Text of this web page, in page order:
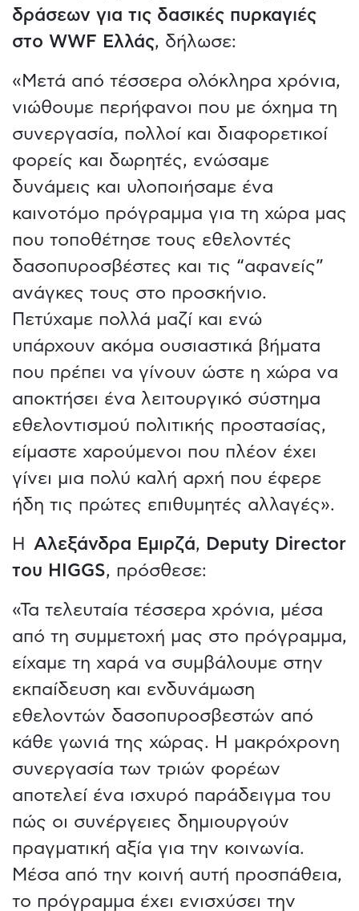
δράσεων για τις δασικές πυρκαγιές
στο WWF Ελλάς, δήλωσε:
«Μετά από τέσσερα ολόκληρα χρόνια,
νιώθουμε περήφανοι που με όχημα τη
συνεργασία, πολλοί και διαφορετικοί
φορείς και δωρητές, ενώσαμε
δυνάμεις και υλοποιήσαμε ένα
καινοτόμο πρόγραμμα για τη χώρα μας
που τοποθέτησε τους εθελοντές
δασοπυροσβέστες και τις “αφανείς”
ανάγκες τους στο προσκήνιο.
Πετύχαμε πολλά μαζί και ενώ
υπάρχουν ακόμα ουσιαστικά βήματα
που πρέπει να γίνουν ώστε η χώρα να
αποκτήσει ένα λειτουργικό σύστημα
εθελοντισμού πολιτικής προστασίας,
είμαστε χαρούμενοι που πλέον έχει
γίνει μια πολύ καλή αρχή που έφερε
ήδη τις πρώτες επιθυμητές αλλαγές».
Η Αλεξάνδρα Εμιρζά, Deputy Director
του HIGGS, πρόσθεσε:
«Τα τελευταία τέσσερα χρόνια, μέσα
από τη συμμετοχή μας στο πρόγραμμα,
είχαμε τη χαρά να συμβάλουμε στην
εκπαίδευση και ενδυνάμωση
εθελοντών δασοπυροσβεστών από
κάθε γωνιά της χώρας. Η μακρόχρονη
συνεργασία των τριών φορέων
αποτελεί ένα ισχυρό παράδειγμα του
πώς οι συνέργειες δημιουργούν
πραγματική αξία για την κοινωνία.
Μέσα από την κοινή αυτή προσπάθεια,
το πρόγραμμα έχει ενισχύσει την